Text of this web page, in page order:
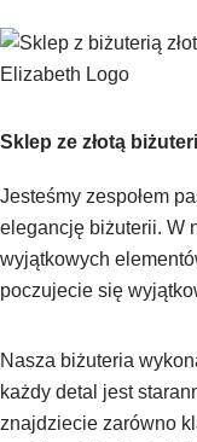
Sklep ze złotą
Jesteśmy zespołem
elegancję biżuterii. W
wyjątkowych
poczujecie się
Nasza biżuteria
każdy detal jest
znajdziecie zarówno